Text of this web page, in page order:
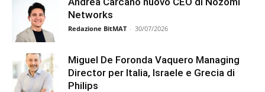
Networks
Redazione BitMAT - 30/07/2026
Miguel De Foronda Vaquero Managing
Director per Italia, Israele e Grecia di
Philips